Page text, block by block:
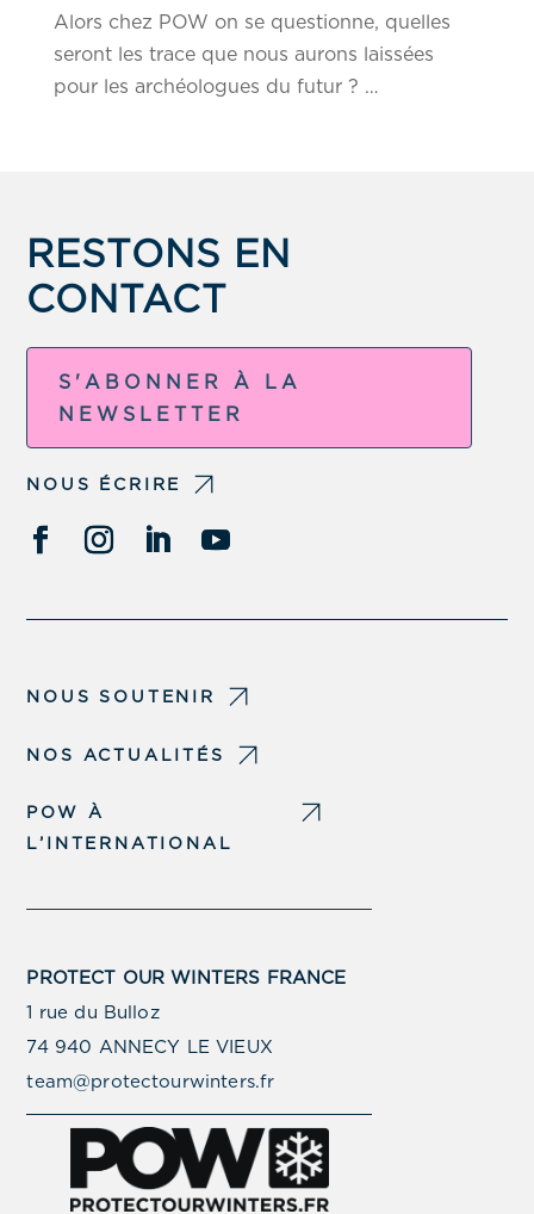
Alors chez POW on se questionne, quelles
seront les trace que nous aurons laissées
pour les archéologues du futur ? …
RESTONS EN
CONTACT
S'ABONNER À LA
NEWSLETTER
NOUS ÉCRIRE
NOUS SOUTENIR
NOS ACTUALITÉS
POW À
L’INTERNATIONAL
PROTECT OUR WINTERS FRANCE
1 rue du Bulloz
74 940 ANNECY LE VIEUX
team@protectourwinters.fr